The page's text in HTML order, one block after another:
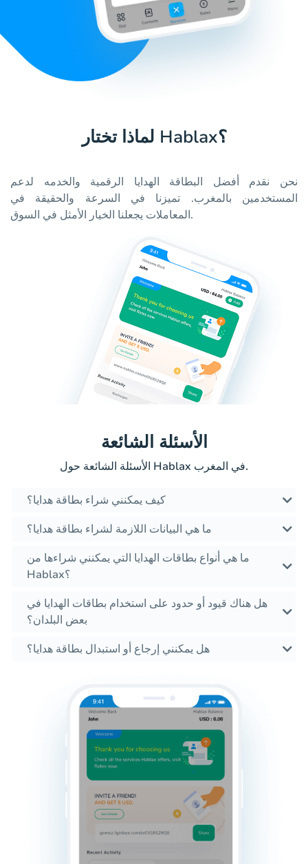
لماذا تختار Hablax؟
نحن نقدم أفضل البطاقة الهدايا الرقمية والخدمه لدعم
المستخدمين بالمغرب. تميزنا في السرعة والحقيقة في
المعاملات يجعلنا الخيار الأمثل في السوق.
الأسئلة الشائعة
الأسئلة الشائعة حول Hablax في المغرب.
كيف يمكنني شراء بطاقة هدايا؟
ما هي البيانات اللازمة لشراء بطاقة هدايا؟
ما هي أنواع بطاقات الهدايا التي يمكنني شراءها من
Hablax؟
هل هناك قيود أو حدود على استخدام بطاقات الهدايا في
بعض البلدان؟
هل يمكنني إرجاع أو استبدال بطاقة هدايا؟